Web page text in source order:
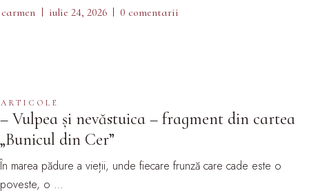
carmen iulie 24, 2026 0 comentarii
ARTICOLE
– Vulpea și nevăstuica – fragment din cartea
„Bunicul din Cer”
În marea pădure a vieții, unde fiecare frunză care cade este o
poveste, o …